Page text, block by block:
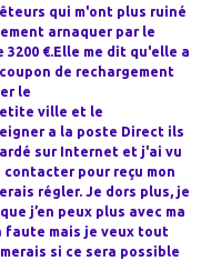
qui m'ont plus ruiné
arnaquer par le
€.Elle me dit qu'elle a
de rechargement
le
ville et le
a la poste Direct ils
sur Internet et j'ai vu
pour reçu mon
régler. Je dors plus, je
j’en peux plus avec ma
faute mais je veux tout
si ce sera possible